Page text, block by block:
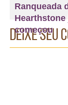
Ranqueada
Hearthstone
começou
Deixe seu